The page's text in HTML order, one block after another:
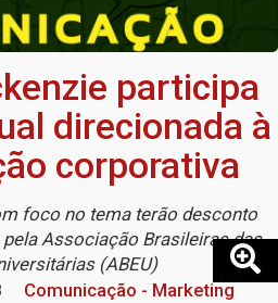
participa
direcionada à
corporativa
foco no tema terão desconto
Associação Brasileiras das
(ABEU)
Comunicação - Marketing